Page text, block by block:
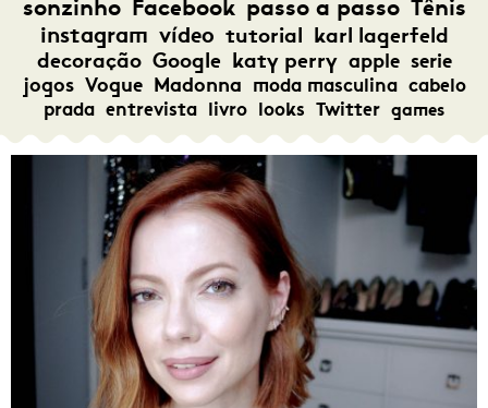
sonzinho Facebook passo a passo Tênis
instagram vídeo tutorial karl lagerfeld
decoração Google katy perry apple serie
jogos Vogue Madonna moda masculina cabelo
prada entrevista livro looks Twitter games